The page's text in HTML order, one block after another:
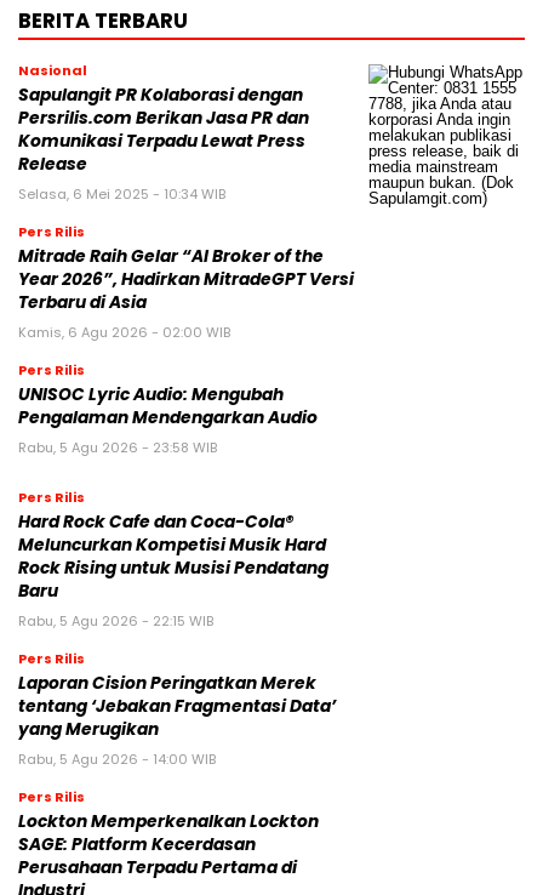
BERITA TERBARU
Nasional
Sapulangit PR Kolaborasi dengan
Persrilis.com Berikan Jasa PR dan
Komunikasi Terpadu Lewat Press
Release
Selasa, 6 Mei 2025 - 10:34 WIB
Pers Rilis
Mitrade Raih Gelar “AI Broker of the
Year 2026”, Hadirkan MitradeGPT Versi
Terbaru di Asia
Kamis, 6 Agu 2026 - 02:00 WIB
Pers Rilis
UNISOC Lyric Audio: Mengubah
Pengalaman Mendengarkan Audio
Rabu, 5 Agu 2026 - 23:58 WIB
Pers Rilis
Hard Rock Cafe dan Coca-Cola®
Meluncurkan Kompetisi Musik Hard
Rock Rising untuk Musisi Pendatang
Baru
Rabu, 5 Agu 2026 - 22:15 WIB
Pers Rilis
Laporan Cision Peringatkan Merek
tentang ‘Jebakan Fragmentasi Data’
yang Merugikan
Rabu, 5 Agu 2026 - 14:00 WIB
Pers Rilis
Lockton Memperkenalkan Lockton
SAGE: Platform Kecerdasan
Perusahaan Terpadu Pertama di